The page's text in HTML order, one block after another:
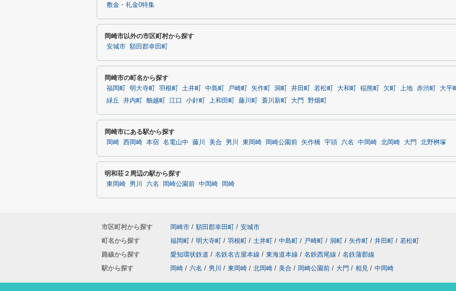
敷金・礼金0特集
岡崎市以外の市区町村から探す
安城市 額田郡幸田町
岡崎市の町名から探す
福岡町 明大寺町 羽根町 土井町 中島町 戸崎町 矢作町 洞町 井田町 若松町 大和町 稲熊町 欠町 上地 赤渋町 大平町
緑丘
井内町 舳越町 江口 小針町 上和田町 藤川町 蓑川新町 大門 野畑町
岡崎市にある駅から探す
岡崎 西岡崎 本宿 名電山中 藤川 美合 男川 東岡崎 岡崎公園前 矢作橋 宇頭 六名 中岡崎 北岡崎 大門 北野桝塚
明和荘２周辺の駅から探す
東岡崎 男川 六名 岡崎公園前 中岡崎 岡崎
市区町村から探す 岡崎市 / 額田郡幸田町 / 安城市
町名から探す
福岡町 / 明大寺町 / 羽根町 / 土井町 / 中島町 / 戸崎町 / 洞町 / 矢作町 / 井田町 / 若松町
路線から探す
愛知環状鉄道 / 名鉄名古屋本線 / 東海道本線 / 名鉄西尾線 / 名鉄蒲郡線
駅から探す
岡崎 / 六名 / 男川 / 東岡崎 / 北岡崎 / 美合 / 岡崎公園前 / 大門 / 相見 / 中岡崎